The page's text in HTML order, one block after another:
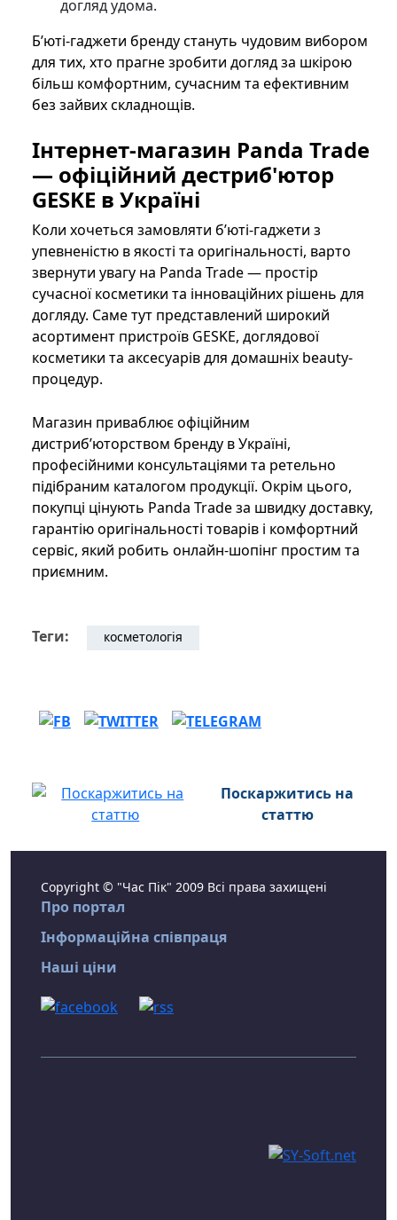
догляд удома.
Б’юті-гаджети бренду стануть чудовим вибором
для тих, хто прагне зробити догляд за шкірою
більш комфортним, сучасним та ефективним
без зайвих складнощів.
Інтернет-магазин Panda Trade
— офіційний дестриб'ютор
GESKE в Україні
Коли хочеться замовляти б’юті-гаджети з
упевненістю в якості та оригінальності, варто
звернути увагу на Panda Trade — простір
сучасної косметики та інноваційних рішень для
догляду. Саме тут представлений широкий
асортимент пристроїв GESKE, доглядової
косметики та аксесуарів для домашніх beauty-
процедур.
Магазин приваблює офіційним
дистриб’юторством бренду в Україні,
професійними консультаціями та ретельно
підібраним каталогом продукції. Окрім цього,
покупці цінують Panda Trade за швидку доставку,
гарантію оригінальності товарів і комфортний
сервіс, який робить онлайн-шопінг простим та
приємним.
Теги: косметологія
Поскаржитись на
статтю
Copyright © "Час Пік" 2009 Всі права захищені
Про портал
Інформаційна співпраця
Наші ціни